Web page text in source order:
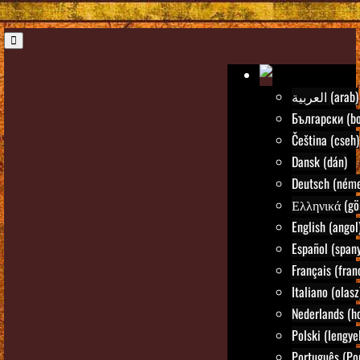
العربية (arab)
Български
Čeština (cseh)
Dansk (dán)
Deutsch
Ελληνικά
English
Español
Français
Italiano
Nederlands
Polski